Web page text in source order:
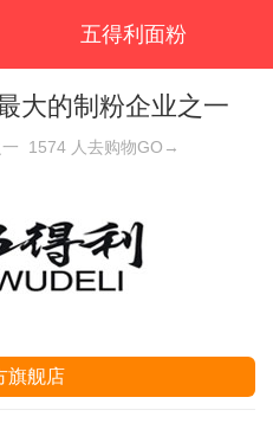
五得利面粉
大的制粉企业之一
1574 人去购物GO→
旗舰店